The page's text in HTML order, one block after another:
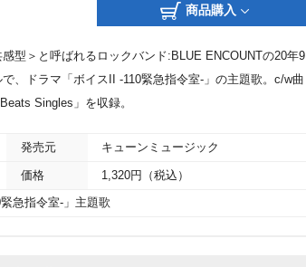
商品購入
型＞と呼ばれるロックバンド:BLUE ENCOUNTの20年9
、ドラマ「ボイスII -110緊急指令室-」の主題歌。c/w曲
Singles」を収録。
発売元 キューンミュージック
価格 1,320円（税込）
急指令室-」主題歌